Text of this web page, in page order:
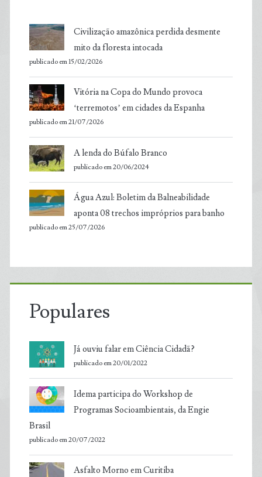
Civilização amazônica perdida desmente
mito da floresta intocada
publicado em 15/02/2026
Vitória na Copa do Mundo provoca
‘terremotos’ em cidades da Espanha
publicado em 21/07/2026
A lenda do Búfalo Branco
publicado em 20/06/2024
Água Azul: Boletim da Balneabilidade
aponta 08 trechos impróprios para banho
publicado em 25/07/2026
Populares
Já ouviu falar em Ciência Cidadã?
publicado em 20/01/2022
Idema participa do Workshop de
Programas Socioambientais, da Engie
Brasil
publicado em 20/07/2022
Asfalto Morno em Curitiba